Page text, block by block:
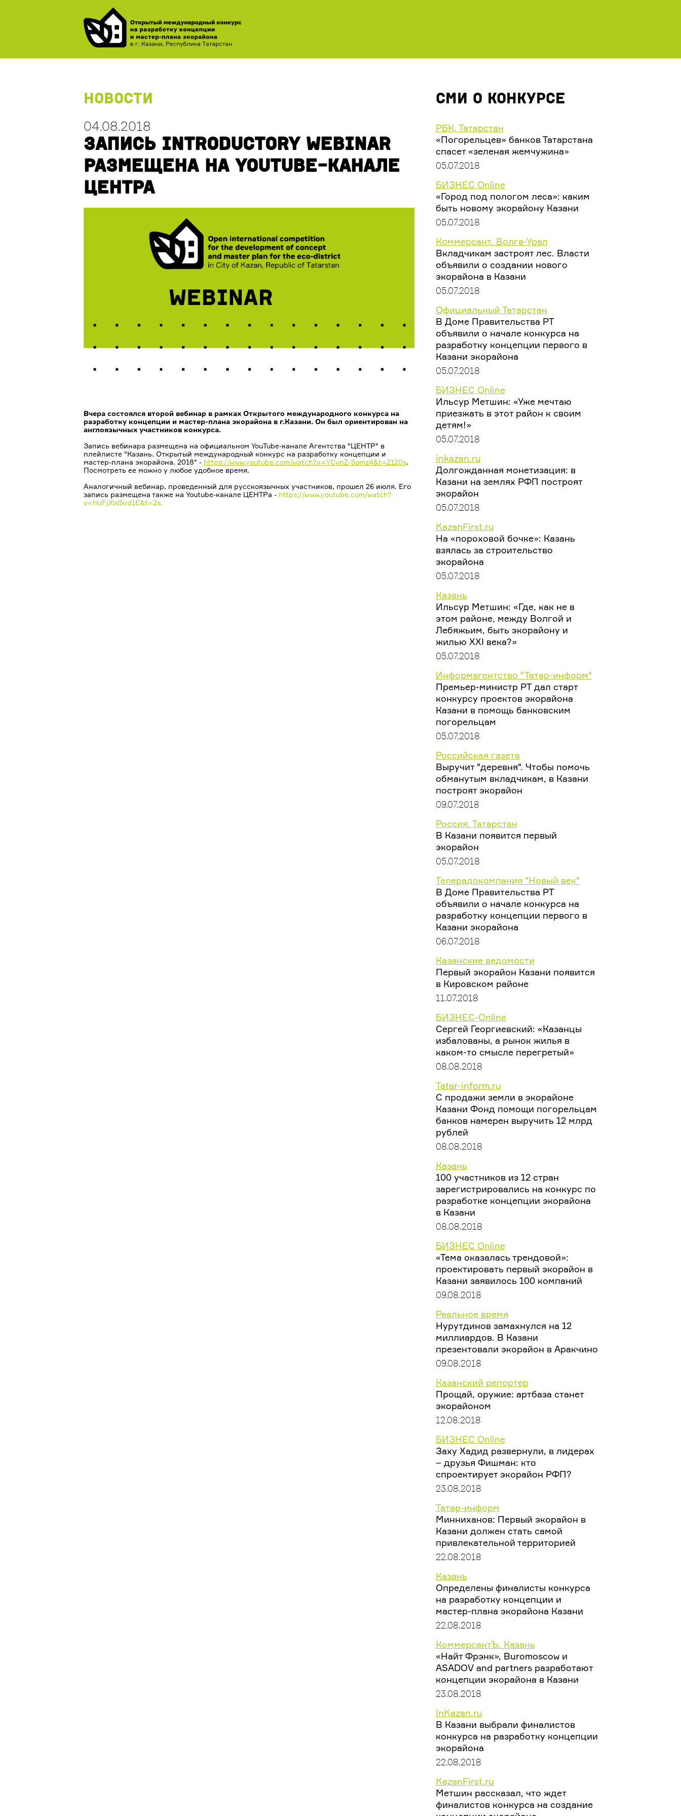
НОВОСТИ
04.08.2018
ЗАПИСЬ INTRODUCTORY WEBINAR
РАЗМЕЩЕНА НА YOUTUBE-КАНАЛЕ
ЦЕНТРА
Вчера состоялся второй вебинар в рамках Открытого международного конкурса на
разработку концепции и мастер-плана экорайона в г.Казани. Он был ориентирован на
англоязычных участников конкурса.
Запись вебинара размещена на официальном YouTube-канале Агентства "ЦЕНТР" в
плейлисте "Казань. Открытый международный конкурс на разработку концепции и
мастер-плана экорайона. 2018" - https://www.youtube.com/watch?v=YCvnZ-Somz4&t=2120s.
Посмотреть ее можно у любое удобное время.
Аналогичный вебинар, проведенный для русскоязычных участников, прошел 26 июля. Его
запись размещена также на Youtube-канале ЦЕНТРа - https://www.youtube.com/watch?
v=hUFjXW5vd1E&t=2s.
СМИ о конкурсе
РБК. Татарстан
«Погорельцев» банков Татарстана
спасет «зеленая жемчужина»
05.07.2018
БИЗНЕС Online
«Город под пологом леса»: каким
быть новому экорайону Казани
05.07.2018
Коммерсант. Волга-Урал
Вкладчикам застроят лес. Власти
объявили о создании нового
экорайона в Казани
05.07.2018
Официальный Татарстан
В Доме Правительства РТ
объявили о начале конкурса на
разработку концепции первого в
Казани экорайона
05.07.2018
БИЗНЕС Online
Ильсур Метшин: «Уже мечтаю
приезжать в этот район к своим
детям!»
05.07.2018
inkazan.ru
Долгожданная монетизация: в
Казани на землях РФП построят
экорайон
05.07.2018
KazanFirst.ru
На «пороховой бочке»: Казань
взялась за строительство
экорайона
05.07.2018
Казань
Ильсур Метшин: «Где, как не в
этом районе, между Волгой и
Лебяжьим, быть экорайону и
жилью XXI века?»
05.07.2018
Информагентство "Татар-информ"
Премьер-министр РТ дал старт
конкурсу проектов экорайона
Казани в помощь банковским
погорельцам
05.07.2018
Российская газета
Выручит "деревня". Чтобы помочь
обманутым вкладчикам, в Казани
построят экорайон
09.07.2018
Россия. Татарстан
В Казани появится первый
экорайон
05.07.2018
Телерадокомпания "Новый век"
В Доме Правительства РТ
объявили о начале конкурса на
разработку концепции первого в
Казани экорайона
06.07.2018
Казанские ведомости
Первый экорайон Казани появится
в Кировском районе
11.07.2018
БИЗНЕС-Online
Сергей Георгиевский: «Казанцы
избалованы, а рынок жилья в
каком-то смысле перегретый»
08.08.2018
Tatar-inform.ru
С продажи земли в экорайоне
Казани Фонд помощи погорельцам
банков намерен выручить 12 млрд
рублей
08.08.2018
Казань
100 участников из 12 стран
зарегистрировались на конкурс по
разработке концепции экорайона
в Казани
08.08.2018
БИЗНЕС Online
«Тема оказалась трендовой»:
проектировать первый экорайон в
Казани заявилось 100 компаний
09.08.2018
Реальное время
Нурутдинов замахнулся на 12
миллиардов. В Казани
презентовали экорайон в Аракчино
09.08.2018
Казанский репортер
Прощай, оружие: артбаза станет
экорайоном
12.08.2018
БИЗНЕС Online
Заху Хадид развернули, в лидерах
– друзья Фишман: кто
спроектирует экорайон РФП?
23.08.2018
Татар-информ
Минниханов: Первый экорайон в
Казани должен стать самой
привлекательной территорией
22.08.2018
Казань
Определены финалисты конкурса
на разработку концепции и
мастер-плана экорайона Казани
22.08.2018
КоммерсантЪ. Казань
«Найт Фрэнк», Buromoscow и
ASADOV and partners разработают
концепции экорайона в Казани
23.08.2018
InKazan.ru
В Казани выбрали финалистов
конкурса на разработку концепции
экорайона
22.08.2018
KazanFirst.ru
Метшин рассказал, что ждет
финалистов конкурса на создание